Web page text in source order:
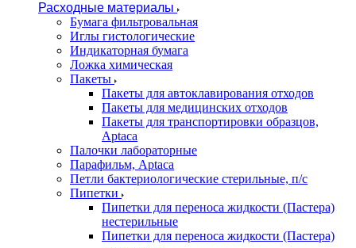
Расходные материалы
Бумага фильтровальная
Иглы гистологические
Индикаторная бумага
Ложка химическая
Пакеты
Пакеты для автоклавирования отходов
Пакеты для медицинских отходов
Пакеты для транспортировки образцов,
Aptaca
Палочки лабораторные
Парафильм, Aptaca
Петли бактериологические стерильные, п/с
Пипетки
Пипетки для переноса жидкости (Пастера)
нестерильные
Пипетки для переноса жидкости (Пастера)